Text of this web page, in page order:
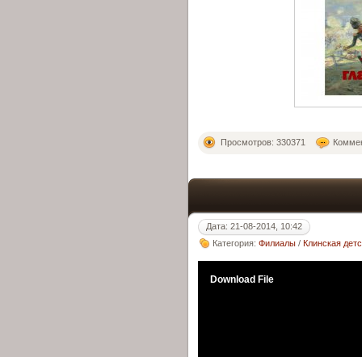
Просмотров: 330371
Дата: 21-08-2014, 10:42
Категория: Филиалы / Клинская
Download File